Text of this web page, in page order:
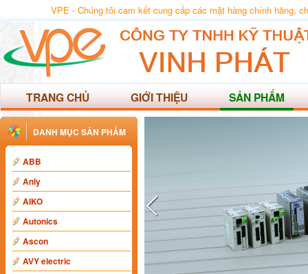
VPE - Chúng tôi cam kết cung cấp các mặt hàng chính hãng,
TRANG CHỦ GIỚI THIỆU SẢN PHẨM
DANH MỤC SẢN PHẨM
ABB
Anly
AIKO
Autonics
Ascon
AVY electric